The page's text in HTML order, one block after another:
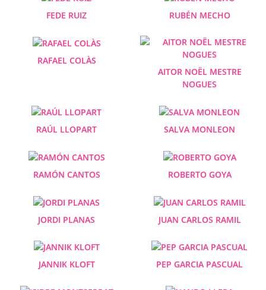
FEDE RUIZ RUBÉN MECHO
RAFAEL COLÀS
AITOR NOËL MESTRE
NOGUES
RAÚL LLOPART SALVA MONLEON
RAMÓN CANTOS ROBERTO GOYA
JORDI PLANAS JUAN CARLOS RAMIL
JANNIK KLOFT PEP GARCIA PASCUAL